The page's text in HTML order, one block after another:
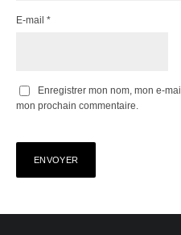
E-mail *
Enregistrer mon nom, mon e-
mon prochain commentaire.